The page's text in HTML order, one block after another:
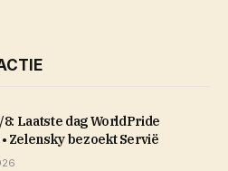
Laatste dag WorldPride
Zelensky bezoekt Servië